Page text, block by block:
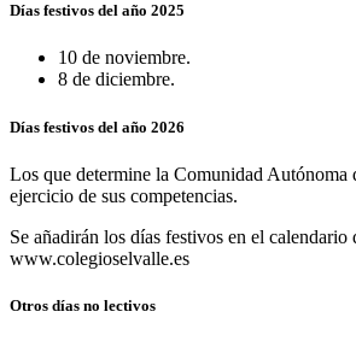
Días festivos del año 2025
10 de noviembre.
8 de diciembre.
Días festivos del año 2026
Los que determine la Comunidad Autónoma
ejercicio de sus competencias.
Se añadirán los días festivos en el calendario
www.colegioselvalle.es
Otros días no lectivos